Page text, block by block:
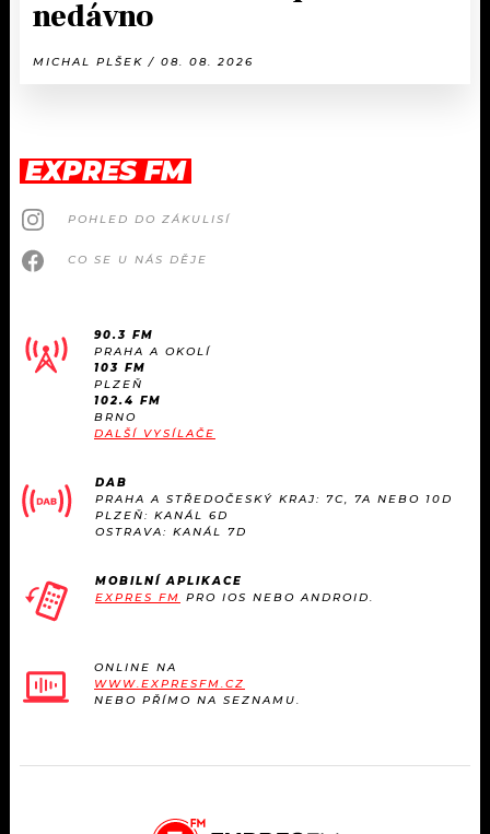
nedávno
MICHAL PLŠEK / 08. 08. 2026
EXPRES FM
POHLED DO ZÁKULISÍ
CO SE U NÁS DĚJE
90.3 FM
PRAHA A OKOLÍ
103 FM
PLZEŇ
102.4 FM
BRNO
DALŠÍ VYSÍLAČE
DAB
PRAHA A STŘEDOČESKÝ KRAJ: 7C, 7A NEBO 10D
PLZEŇ: KANÁL 6D
OSTRAVA: KANÁL 7D
MOBILNÍ APLIKACE
EXPRES FM PRO IOS NEBO ANDROID.
ONLINE NA
WWW.EXPRESFM.CZ
NEBO PŘÍMO NA SEZNAMU.